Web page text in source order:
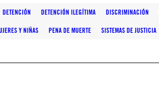
DETENCIÓN DETENCIÓN ILEGÍTIMA DISCRIMINACIÓN
Y NIÑAS PENA DE MUERTE SISTEMAS DE JUSTICIA